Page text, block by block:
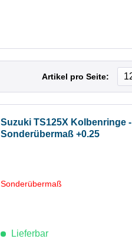
Artikel pro Seite:
Suzuki TS125X Kolbenringe -
Sonderübermaß +0.25
Sonderübermaß
Lieferbar